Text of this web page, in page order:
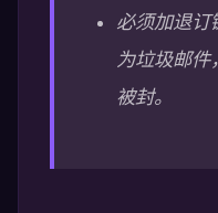
必须加退订
为垃圾邮
被封。